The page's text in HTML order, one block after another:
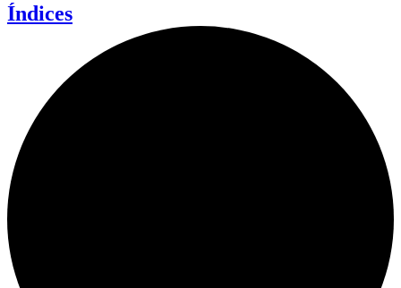
Índices